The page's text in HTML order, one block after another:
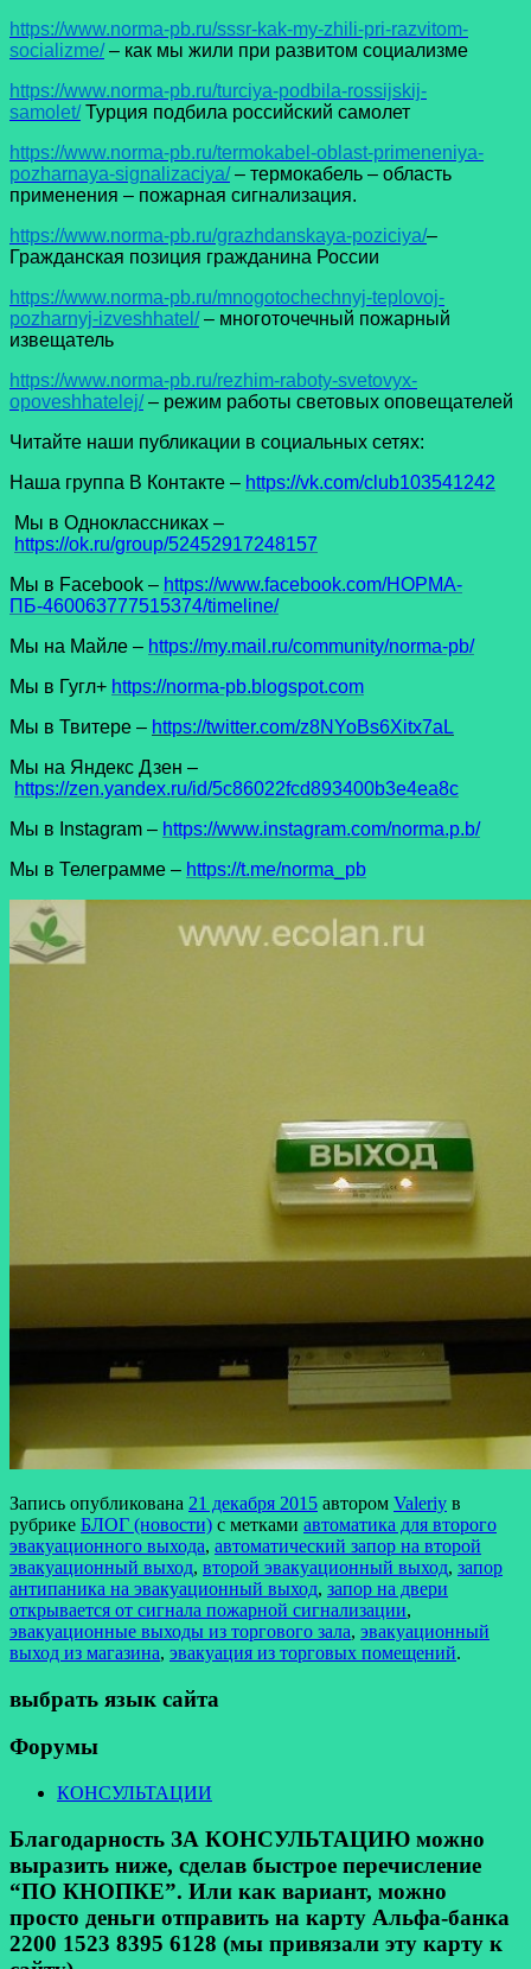
https://www.norma-pb.ru/sssr-kak-my-zhili-pri-razvitom-
socializme/– как мы жили при развитом социализме
https://www.norma-pb.ru/turciya-podbila-rossijskij-
samolet/Турция подбила российский самолет
https://www.norma-pb.ru/termokabel-oblast-primeneniya-
pozharnaya-signalizaciya/– термокабель – область
применения – пожарная сигнализация.
https://www.norma-pb.ru/grazhdanskaya-poziciya/–
Гражданская позиция гражданина России
https://www.norma-pb.ru/mnogotochechnyj-teplovoj-
pozharnyj-izveshhatel/– многоточечный пожарный
извещатель
https://www.norma-pb.ru/rezhim-raboty-svetovyx-
opoveshhatelej/– режим работы световых оповещателей
Читайте наши публикации в социальных сетях:
Наша группа В Контакте – https://vk.com/club103541242
Мы в Одноклассниках –
https://ok.ru/group/52452917248157
Мы в Facеbook – https://www.facebook.com/НОРМА-
ПБ-460063777515374/timeline/
Мы на Майле – https://my.mail.ru/community/norma-pb/
Мы в Гугл+ https://norma-pb.blogspot.com
Мы в Твитере – https://twitter.com/z8NYoBs6Xitx7aL
Мы на Яндекс Дзен –
https://zen.yandex.ru/id/5c86022fcd893400b3e4ea8c
Мы в Instagram – https://www.instagram.com/norma.p.b/
Мы в Телеграмме – https://t.me/norma_pb
Запись опубликована 21 декабря 2015 автором Valeriy в
рубрике БЛОГ (новости) с метками автоматика для второго
эвакуационного выхода, автоматический запор на второй
эвакуационный выход, второй эвакуационный выход, запор
антипаника на эвакуационный выход, запор на двери
открывается от сигнала пожарной сигнализации,
эвакуационные выходы из торгового зала, эвакуационный
выход из магазина, эвакуация из торговых помещений.
выбрать язык сайта
Форумы
КОНСУЛЬТАЦИИ
Благодарность ЗА КОНСУЛЬТАЦИЮ можно
выразить ниже, сделав быстрое перечисление
“ПО КНОПКЕ”. Или как вариант, можно
просто деньги отправить на карту Альфа-банка
2200 1523 8395 6128 (мы привязали эту карту к